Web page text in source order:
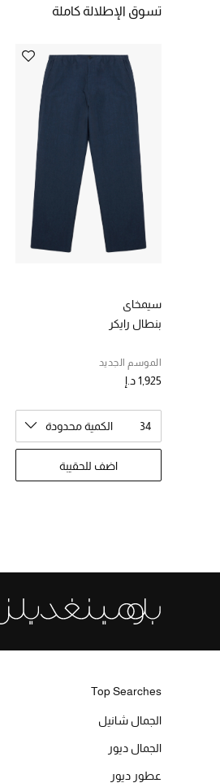
تسوق الإطلالة كاملة
سيمخاي
بنطال رايكر
الموسم الجديد
1,925 د.إ
34 الكمية محدودة
اضف للحقيبة
Top Searches
الجمال شانيل
الجمال ديور
عطور ديور